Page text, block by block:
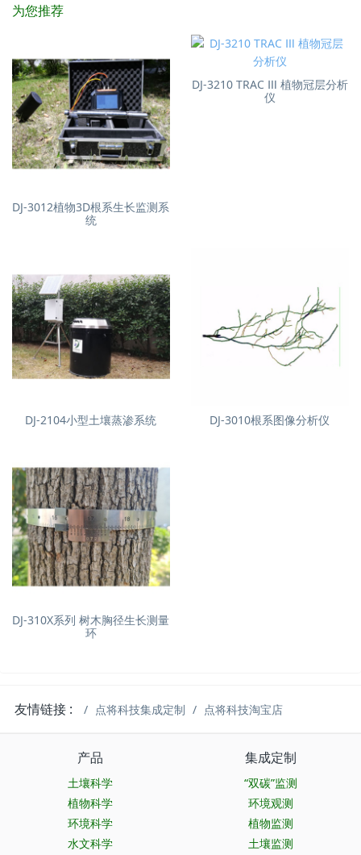
为您推荐
DJ-3012植物3D根系生长监测系
统
DJ-3210 TRAC Ⅲ 植物冠层分析
仪
DJ-2104小型土壤蒸渗系统 DJ-3010根系图像分析仪
DJ-310X系列 树木胸径生长测量
环
友情链接 : 点将科技集成定制 点将科技淘宝店
产品
土壤科学
植物科学
环境科学
水文科学
集成定制
“双碳”监测
环境观测
植物监测
土壤监测